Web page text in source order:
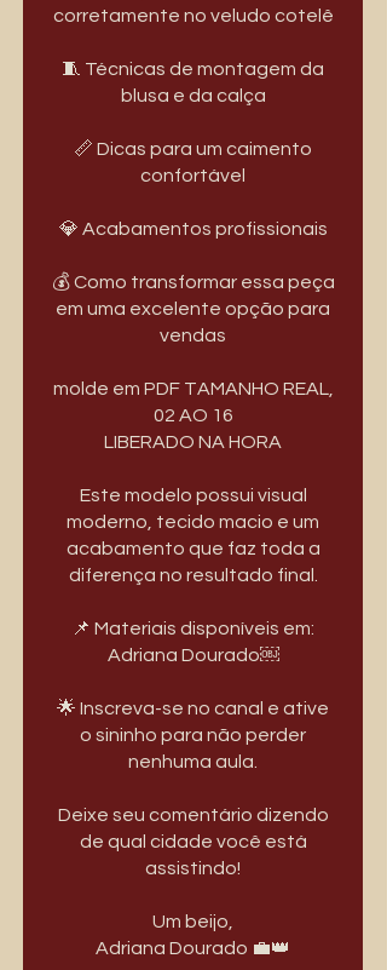
corretamente no veludo cotelê
🧵 Técnicas de montagem da
blusa e da calça
📏 Dicas para um caimento
confortável
💎 Acabamentos profissionais
💰 Como transformar essa peça
em uma excelente opção para
vendas
molde em PDF TAMANHO REAL,
02 AO 16
LIBERADO NA HORA
Este modelo possui visual
moderno, tecido macio e um
acabamento que faz toda a
diferença no resultado final.
📌 Materiais disponíveis em:
Adriana Dourado￼
🌟 Inscreva-se no canal e ative
o sininho para não perder
nenhuma aula.
Deixe seu comentário dizendo
de qual cidade você está
assistindo!
Um beijo,
Adriana Dourado 💼👑